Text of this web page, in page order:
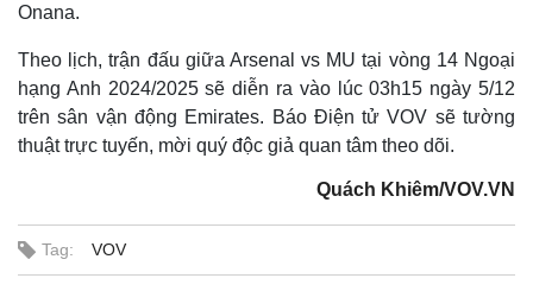
Thế giới
Cuộc sống đó đây
Multimedia
Ảnh
E-Magazine
Onana.
Theo lịch, trận đấu giữa Arsenal vs MU tại vòng 14 Ngoại
hạng Anh 2024/2025 sẽ diễn ra vào lúc 03h15 ngày 5/12
trên sân vận động Emirates. Báo Điện tử VOV sẽ tường
thuật trực tuyến, mời quý độc giả quan tâm theo dõi.
Quách Khiêm/VOV.VN
Tag: VOV